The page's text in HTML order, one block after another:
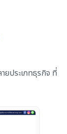
ยประเภทธุรกิจ ที่